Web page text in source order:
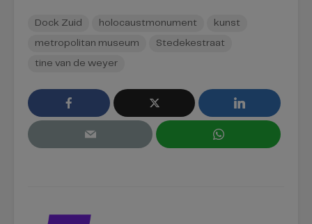
Dock Zuid holocaustmonument kunst
metropolitan museum Stedekestraat
tine van de weyer